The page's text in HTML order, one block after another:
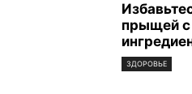
прыщей
ЗДОРОВЬЕ